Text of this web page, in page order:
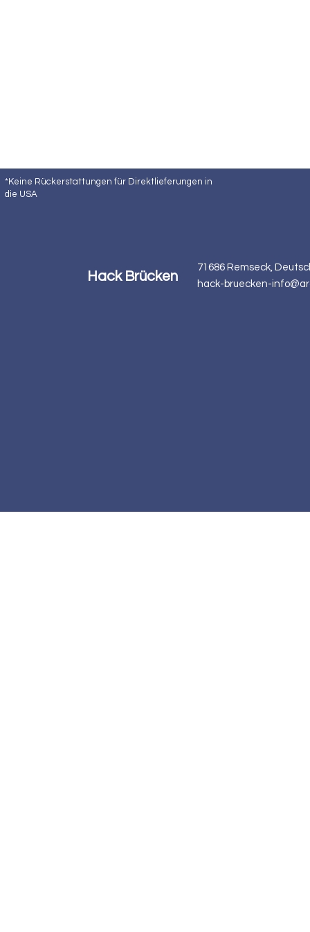
*Keine Rückerstattungen für Direktlieferungen in
die USA
Hack Brücken
71686 Remseck,
hack-bruecken-